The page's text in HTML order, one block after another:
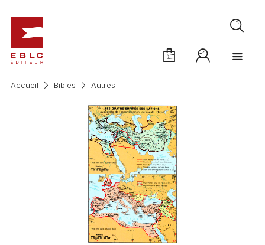
Accueil Bibles Autres